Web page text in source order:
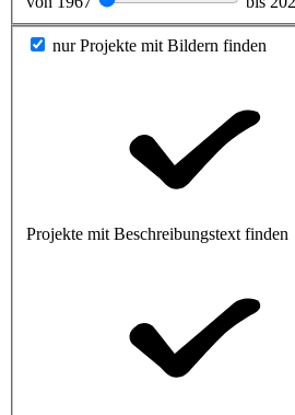
nur Projekte mit Bildern finden
Projekte mit Beschreibungstext finden